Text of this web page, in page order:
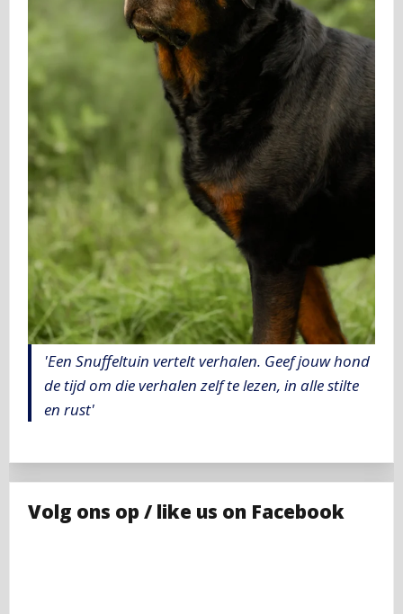
'Een Snuffeltuin vertelt verhalen. Geef jouw hond
de tijd om die verhalen zelf te lezen, in alle stilte
en rust'
Volg ons op / like us on Facebook